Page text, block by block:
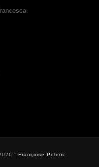
· Françoise Pelenc